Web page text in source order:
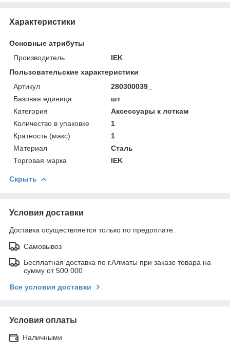
Характеристики
Основные атрибуты
Производитель
IEK
Пользовательские характеристики
Артикул
280300039_
Базовая единица
шт
Категория
Аксессуары к лоткам
Количество в упаковке
1
Кратность (макс)
1
Материал
Сталь
Торговая марка
IEK
Скрыть
Условия доставки
Доставка осуществляется только по предоплате.
Самовывоз
Бесплатная доставка по г.Алматы при заказе товара на
сумму от 500 000
Все условия доставки
Условия оплаты
Наличными